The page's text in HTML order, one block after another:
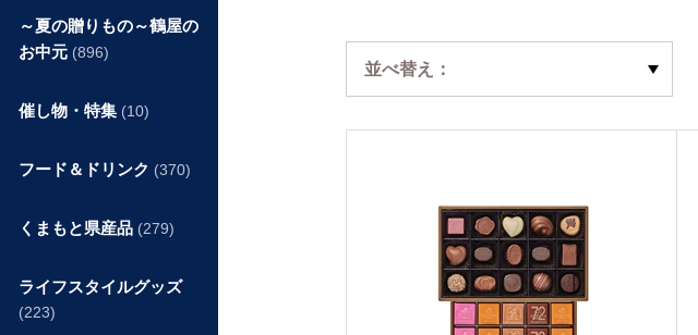
並べ替え：
～夏の贈りもの～鶴屋の
お中元 (896)
催し物・特集 (10)
フード＆ドリンク (370)
くまもと県産品 (279)
ライフスタイルグッズ
(223)